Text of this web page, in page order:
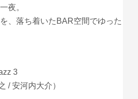
夜。
、落ち着いたBAR空間でゆった
3
/ 安河内大介）